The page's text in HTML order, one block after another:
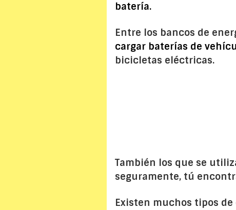
batería.
Entre los bancos de
cargar baterías de
bicicletas eléctricas.
También los que se
seguramente, tú
Existen muchos tipos